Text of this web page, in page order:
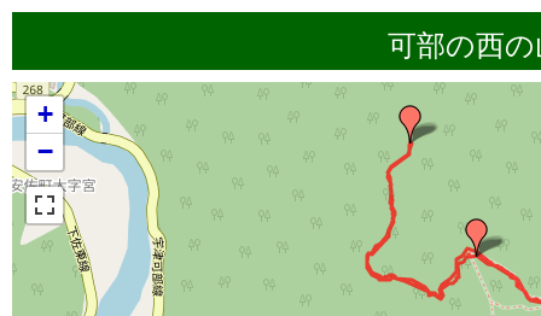
可部の西
+
−